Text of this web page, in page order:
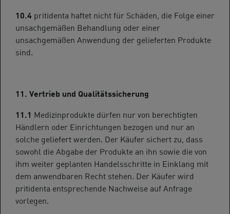
10.4 pritidenta haftet nicht für Schäden, die Folge einer
unsachgemäßen Behandlung oder einer
unsachgemäßen Anwendung der gelieferten Produkte
sind.
11. Vertrieb und Qualitätssicherung
11.1 Medizinprodukte dürfen nur von berechtigten
Händlern oder Einrichtungen bezogen und nur an
solche geliefert werden. Der Käufer sichert zu, dass
sowohl die Abgabe der Produkte an ihn sowie die von
ihm weiter geplanten Handelsschritte in Einklang mit
dem anwendbaren Recht stehen. Der Käufer wird
pritidenta entsprechende Nachweise auf Anfrage
vorlegen.